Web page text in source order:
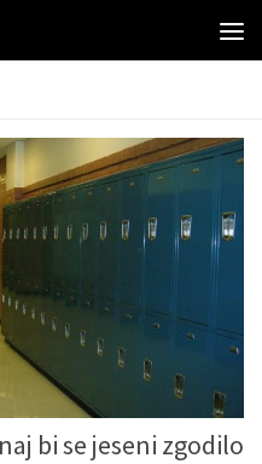
bi se jeseni zgodilo